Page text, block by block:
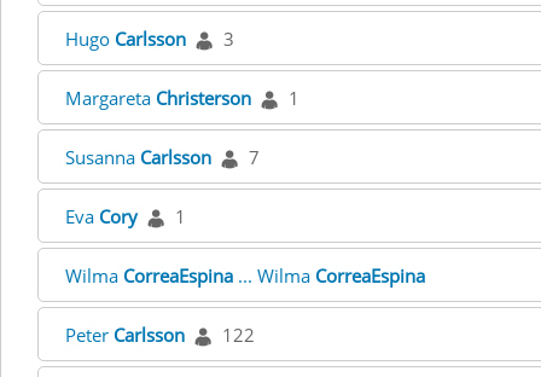
Hugo Carlsson 3
Margareta Christerson 1
Susanna Carlsson 7
Eva Cory 1
Wilma CorreaEspina ... Wilma CorreaEspina
Peter Carlsson 122